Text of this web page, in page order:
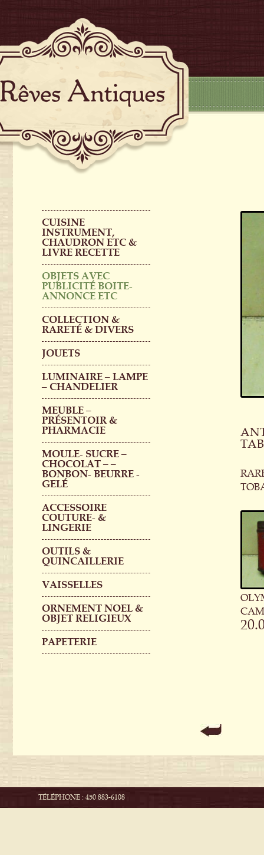
CUISINE
INSTRUMENT,
CHAUDRON ETC &
LIVRE RECETTE
OBJETS AVEC
PUBLICITÉ BOITE-
ANNONCE ETC
COLLECTION &
RARETÉ & DIVERS
JOUETS
LUMINAIRE – LAMPE
– CHANDELIER
MEUBLE –
PRÉSENTOIR &
PHARMACIE
MOULE- SUCRE –
CHOCOLAT – –
BONBON- BEURRE -
GELÉ
ACCESSOIRE
COUTURE- &
LINGERIE
OUTILS &
QUINCAILLERIE
VAISSELLES
ORNEMENT NOEL &
OBJET RELIGIEUX
PAPETERIE
TÉLÉPHONE : 450 883-6108